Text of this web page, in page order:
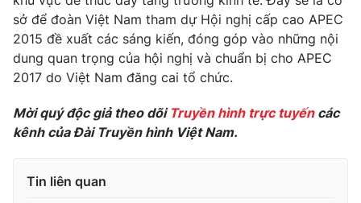
Sản phẩm
Thị trường
Tư vấn
Lịch phát sóng
Emagazine Podcast
sở để đoàn Việt Nam tham dự Hội nghị cấp cao APEC
2015 đề xuất các sáng kiến, đóng góp vào những nội
dung quan trọng của hội nghị và chuẩn bị cho APEC
2017 do Việt Nam đăng cai tổ chức.
Mời quý độc giả theo dõi Truyền hình trực tuyếncác
kênh của Đài Truyền hình Việt Nam.
Tin liên quan